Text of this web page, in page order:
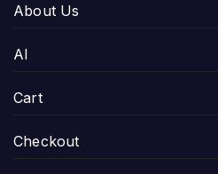
About Us
AI
Cart
Checkout